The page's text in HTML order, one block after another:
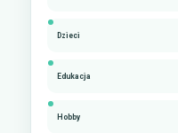
Dzieci
Edukacja
Hobby